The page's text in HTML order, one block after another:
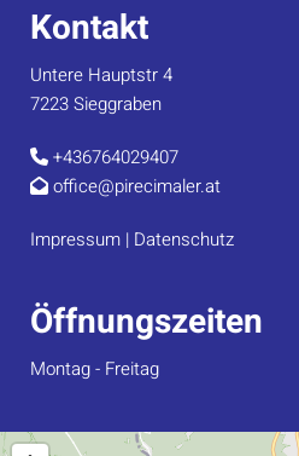
Kontakt
Untere Hauptstr 4
7223 Sieggraben
 +436764029407
 office@pirecimaler.at
Impressum | Datenschutz
Öffnungszeiten
Montag - Freitag